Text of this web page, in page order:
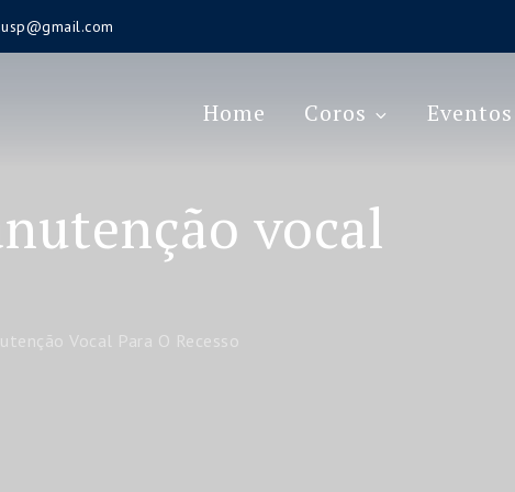
Home Coros Eventos
vocal
Vocal Para O Recesso